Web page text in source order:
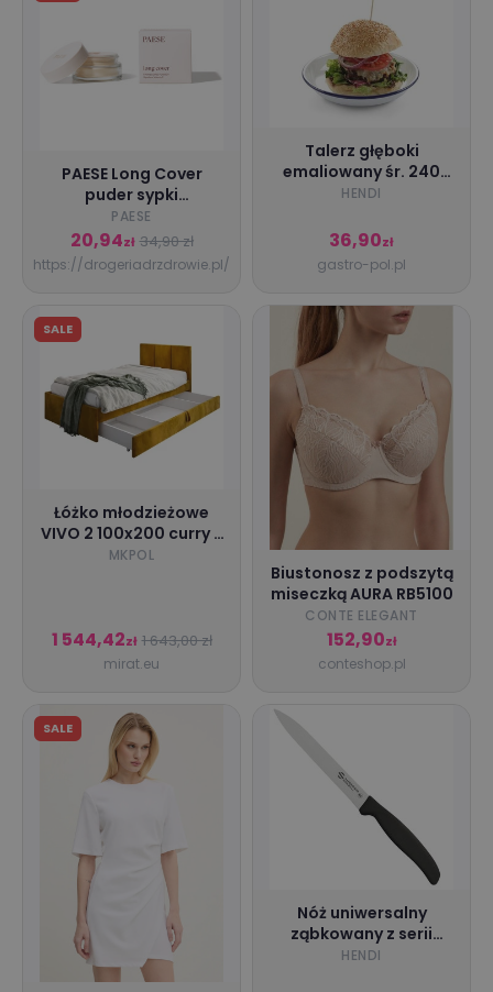
PAESE Long Cover
puder sypki
utrwalający 6g
PAESE
20,94zł 34,90 zł
https://drogeriadrzdrowie.pl/
Talerz głęboki
emaliowany śr. 240
mm | Hendi
HENDI
36,90zł
gastro-pol.pl
SALE
Łóżko młodzieżowe
VIVO 2 100x200 curry z
tapicerowanym
MKPOL
1 544,42zł 1 643,00 zł
mirat.eu
Biustonosz z podszytą
miseczką AURA RB5100
CONTE ELEGANT
152,90zł
conteshop.pl
SALE
Nóż uniwersalny
ząbkowany z serii
Supra 26 cm Sanelli
HENDI